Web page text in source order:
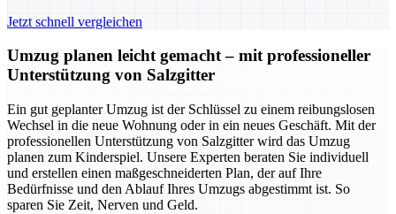
Jetzt schnell vergleichen
Umzug planen leicht gemacht – mit professioneller
Unterstützung von Salzgitter
Ein gut geplanter Umzug ist der Schlüssel zu einem reibungslosen
Wechsel in die neue Wohnung oder in ein neues Geschäft. Mit der
professionellen Unterstützung von Salzgitter wird das Umzug
planen zum Kinderspiel. Unsere Experten beraten Sie individuell
und erstellen einen maßgeschneiderten Plan, der auf Ihre
Bedürfnisse und den Ablauf Ihres Umzugs abgestimmt ist. So
sparen Sie Zeit, Nerven und Geld.